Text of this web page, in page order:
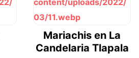
Mariachis en La
Candelaria Tlapala